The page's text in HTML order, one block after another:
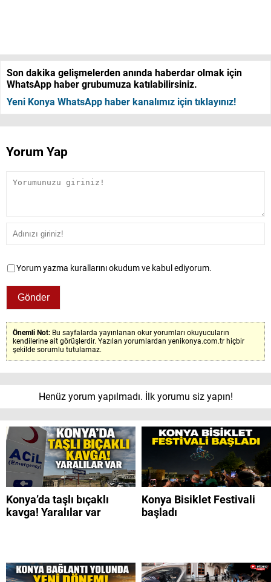
Son dakika gelişmelerden anında haberdar olmak için
WhatsApp haber grubumuza katılabilirsiniz.
Yeni Konya WhatsApp haber kanalımız için tıklayınız!
Yorum Yap
Yorum yazma kurallarını okudum ve kabul ediyorum.
Önemli Not: Bu sayfalarda yayınlanan okur yorumları okuyucuların
kendilerine ait görüşlerdir. Yazılan yorumlardan yenikonya.com.tr hiçbir
şekilde sorumlu tutulamaz.
Henüz yorum yapılmadı. İlk yorumu siz yapın!
Konya’da taşlı bıçaklı
kavga! Yaralılar var
Konya Bisiklet Festivali
başladı